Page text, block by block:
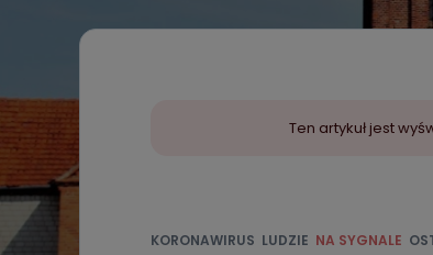
Ten artykuł jest
KORONAWIRUS LUDZIE NA SYGNALE